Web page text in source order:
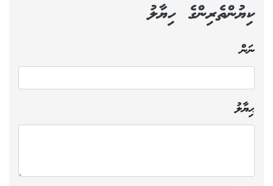
ކިޔުންތެރިންގެ ހިޔާލު
ނަން
ޙިޔާލު